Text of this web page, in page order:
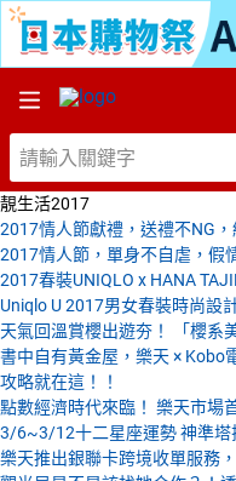
靚生活2017
2017情人節獻禮，送禮不NG
2017情人節，單身不自虐，假
2017春裝UNIQLO x HANA
Uniqlo U 2017男女春裝時尚設
天氣回溫賞櫻出遊夯！ 「櫻系
書中自有黃金屋，樂天 × Kobo
攻略就在這！！
點數經濟時代來臨！ 樂天市場
3/6~3/12十二星座運勢 神準塔
樂天推出銀聯卡跨境收單服務